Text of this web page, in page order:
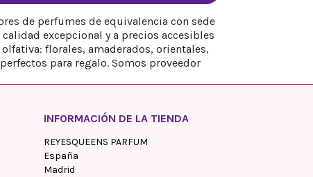
de perfumes de equivalencia con sede
excepcional y a precios accesibles
florales, amaderados, orientales,
para regalo. Somos proveedor
INFORMACIÓN DE LA TIENDA
REYESQUEENS PARFUM
España
Madrid